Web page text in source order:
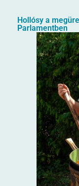
Hollósy a
Parlamentben